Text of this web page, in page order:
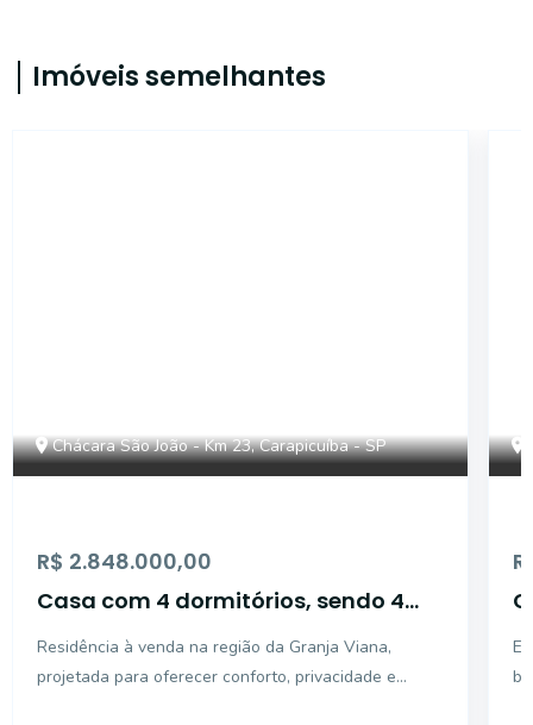
Imóveis semelhantes
Chácara São João - Km 23, Carapicuíba - SP
R$ 2.848.000,00
Casa com 4 dormitórios, sendo 4
Cotia/SP
Residência à venda na região da Granja Viana,
projetada para oferecer conforto, privacidade e